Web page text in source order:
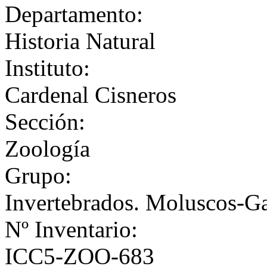
Departamento:
Historia Natural
Instituto:
Cardenal Cisneros
Sección:
Zoología
Grupo:
Invertebrados. Moluscos-
Nº Inventario:
ICC5-ZOO-683